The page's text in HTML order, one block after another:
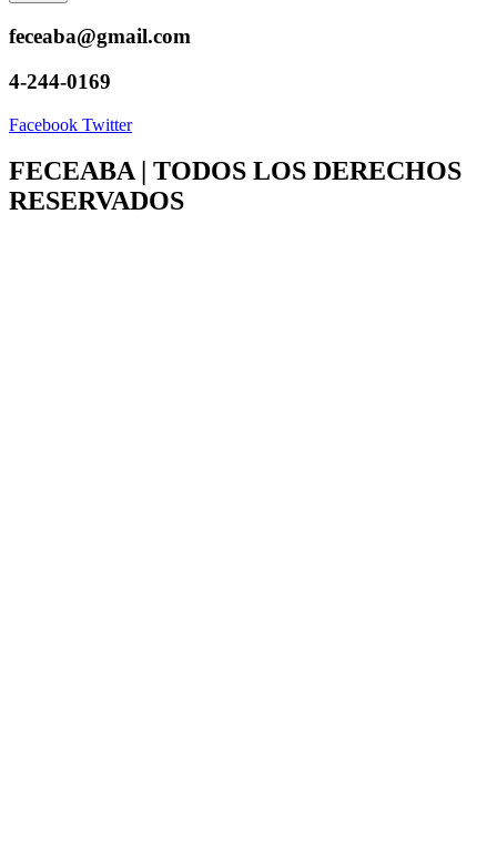
feceaba@gmail.com
4-244-0169
Facebook Twitter
FECEABA | TODOS LOS DERECHOS
RESERVADOS